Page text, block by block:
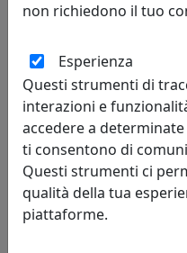
TAVOLINO ARABESCO
CATALOGO IPLEX, CODICE
non richiedono il tuo
Esperienza
Questi strumenti di
interazioni e
accedere a
ti consentono di
Questi strumenti ci
qualità della tua
piattaforme.